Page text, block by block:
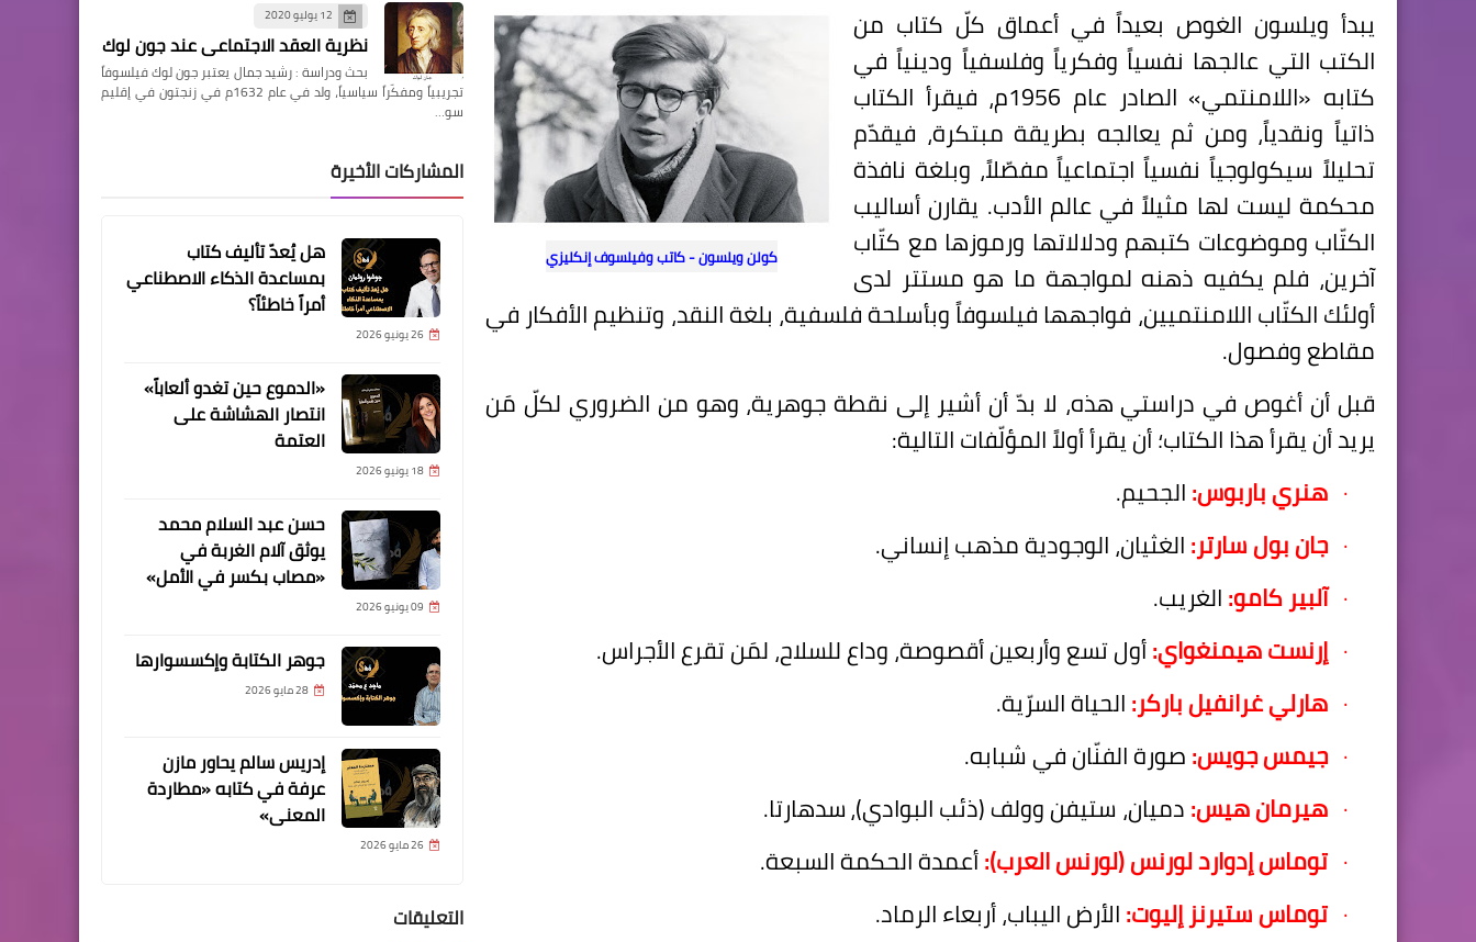
كولن ويلسون - كاتب وفيلسوف إنكليزي
يبدأ ويلسون الغوص بعيداً في أعماق كلّ كتاب من
الكتب التي عالجها نفسياً وفكرياً وفلسفياً ودينياً في
كتابه «اللامنتمي» الصادر عام 1956م، فيقرأ الكتاب
ذاتياً ونقدياً، ومن ثم يعالجه بطريقة مبتكرة، فيقدّم
تحليلاً سيكولوجياً نفسياً اجتماعياً مفصّلاً، وبلغة نافذة
محكمة ليست لها مثيلاً في عالم الأدب. يقارن أساليب
الكتّاب وموضوعات كتبهم ودلالاتها ورموزها مع كتّاب
آخرين، فلم يكفيه ذهنه لمواجهة ما هو مستتر لدى
أولئك الكتّاب اللامنتميين، فواجهها فيلسوفاً وبأسلحة فلسفية، بلغة النقد، وتنظيم الأفكار في
مقاطع وفصول.
قبل أن أغوص في دراستي هذه، لا بدّ أن أشير إلى نقطة جوهرية، وهو من الضروري لكلّ مَن
يريد أن يقرأ هذا الكتاب؛ أن يقرأ أولاً المؤلّفات التالية:
· هنري باربوس:الجحيم.
· جان بول سارتر:الغثيان، الوجودية مذهب إنساني.
· آلبير كامو:الغريب.
· إرنست هيمنغواي:أول تسع وأربعين أقصوصة، وداع للسلاح، لمَن تقرع الأجراس.
· هارلي غرانفيل باركر:الحياة السرّية.
· جيمس جويس:صورة الفنّان في شبابه.
· هيرمان هيس:دميان، ستيفن وولف (ذئب البوادي)،سدهارتا.
· توماس إدوارد لورنس (لورنس العرب):أعمدة الحكمة السبعة.
· توماس ستيرنز إليوت:الأرض اليباب، أربعاء الرماد.
12 يوليو 2020
نظرية العقد الاجتماعي عند جون لوك
بحث ودراسة : رشيد جمال يعتبر جون لوك فيلسوفاً
تجريبياً ومفكّراً سياسياً، ولد في عام 1632م في زنجتون في إقليم
سو…
المشاركات الأخيرة
هل يُعدّ تأليف كتاب
بمساعدة الذكاء الاصطناعي
أمراً خاطئاً؟
26 يونيو 2026
«الدموع حين تغدو ألعاباً»
انتصار الهشاشة على
العتمة
18 يونيو 2026
حسن عبد السلام محمد
يوثق آلام الغربة في
«مصاب بكسر في الأمل»
09 يونيو 2026
جوهر الكتابة وإكسسوارها
28 مايو 2026
إدريس سالم يحاور مازن
عرفة في كتابه «مطاردة
المعنى»
26 مايو 2026
التعليقات